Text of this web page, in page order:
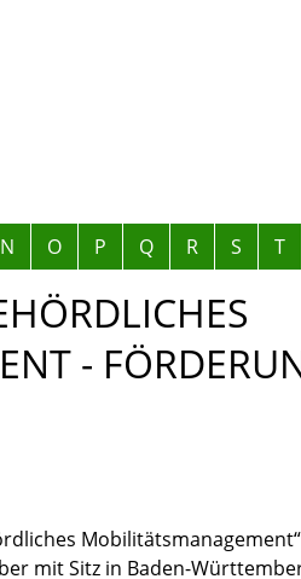
N O P Q R S T
-
Mobilitätsmanagement“
mit Sitz in Baden-